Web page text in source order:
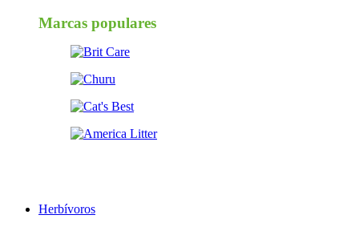
Marcas populares
Herbívoros